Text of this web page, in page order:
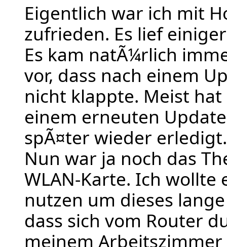
Eigentlich war ich mit
zufrieden. Es lief
Es kam natÃ¼rlich
vor, dass nach einem
nicht klappte. Meist hat
einem erneuten
spÃ¤ter wieder erledigt.
Nun war ja noch das
WLAN-Karte. Ich wollte
nutzen um dieses
dass sich vom Router
meinem